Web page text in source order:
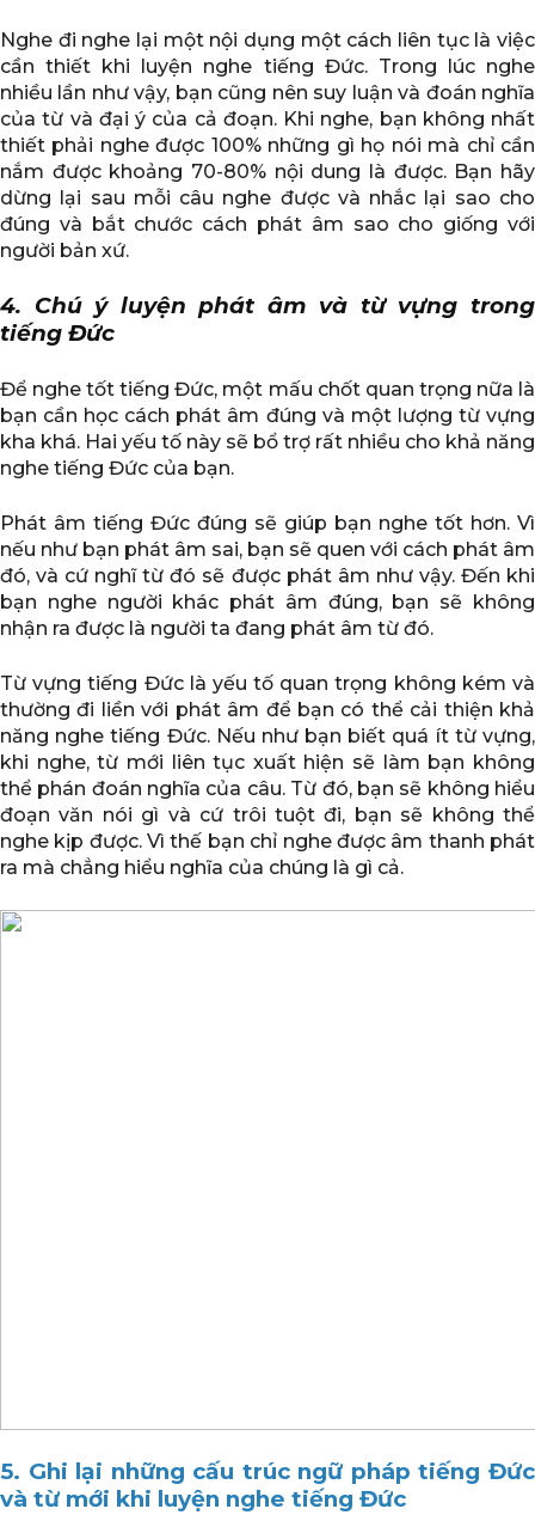
Nghe đi nghe lại một nội dụng một cách liên tục là việc
cần thiết khi luyện nghe tiếng Đức. Trong lúc nghe
nhiều lần như vậy, bạn cũng nên suy luận và đoán nghĩa
của từ và đại ý của cả đoạn. Khi nghe, bạn không nhất
thiết phải nghe được 100% những gì họ nói mà chỉ cần
nắm được khoảng 70-80% nội dung là được. Bạn hãy
dừng lại sau mỗi câu nghe được và nhắc lại sao cho
đúng và bắt chước cách phát âm sao cho giống với
người bản xứ.
4. Chú ý luyện phát âm và từ vựng trong
tiếng Đức
Để nghe tốt tiếng Đức, một mấu chốt quan trọng nữa là
bạn cần học cách phát âm đúng và một lượng từ vựng
kha khá. Hai yếu tố này sẽ bổ trợ rất nhiều cho khả năng
nghe tiếng Đức của bạn.
Phát âm tiếng Đức đúng sẽ giúp bạn nghe tốt hơn. Vì
nếu như bạn phát âm sai, bạn sẽ quen với cách phát âm
đó, và cứ nghĩ từ đó sẽ được phát âm như vậy. Đến khi
bạn nghe người khác phát âm đúng, bạn sẽ không
nhận ra được là người ta đang phát âm từ đó.
Từ vựng tiếng Đức là yếu tố quan trọng không kém và
thường đi liền với phát âm để bạn có thể cải thiện khả
năng nghe tiếng Đức. Nếu như bạn biết quá ít từ vựng,
khi nghe, từ mới liên tục xuất hiện sẽ làm bạn không
thể phán đoán nghĩa của câu. Từ đó, bạn sẽ không hiểu
đoạn văn nói gì và cứ trôi tuột đi, bạn sẽ không thể
nghe kịp được. Vì thế bạn chỉ nghe được âm thanh phát
ra mà chẳng hiểu nghĩa của chúng là gì cả.
5. Ghi lại những cấu trúc ngữ pháp tiếng Đức
và từ mới khi luyện nghe tiếng Đức